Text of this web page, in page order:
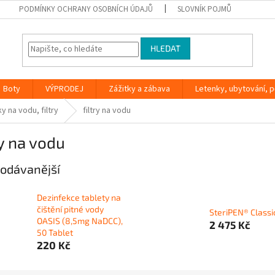
PODMÍNKY OCHRANY OSOBNÍCH ÚDAJŮ SLOVNÍK POJMŮ
HLEDAT
Boty VÝPRODEJ Zážitky a zábava Letenky, ubytování,
na vodu, filtry filtry na vodu
na vodu
Dezinfekce tablety na
čištění pitné vody
OASIS (8,5mg NaDCC),
50 Tablet
220 Kč
SteriPEN®
2 475 Kč